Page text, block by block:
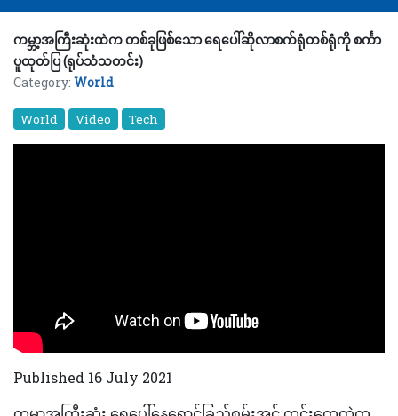
ကမ္ဘာ့အကြီးဆုံးထဲက တစ်ခုဖြစ်သော ရေပေါ်ဆိုလာစက်ရုံတစ်ရုံကို စင်္ကာ
ပူထုတ်ပြ (ရုပ်သံသတင်း)
Category: World
World Video Tech
Published 16 July 2021